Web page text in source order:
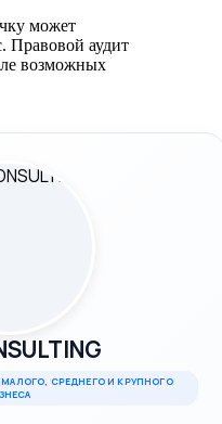
может
Правовой аудит
возможных
СРЕДНЕГО И КРУПНОГО